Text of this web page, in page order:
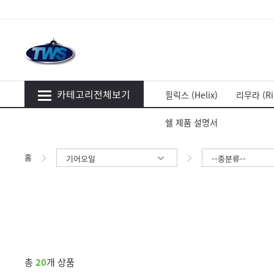
카테고리전체보기 힐릭스 (Helix) 리무라
쉘 제품 설명서
홈 기어오일 --중분류--
총 20개 상품